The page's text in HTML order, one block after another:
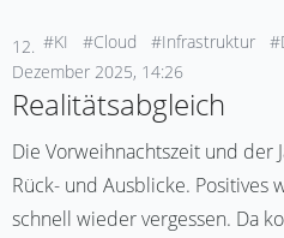
#KI #Cloud #Infrastruktur
12.
Dezember 2025, 14:26
Realitätsabgleich
Die Vorweihnachtszeit und der
Rück- und Ausblicke. Positives
schnell wieder vergessen. Da